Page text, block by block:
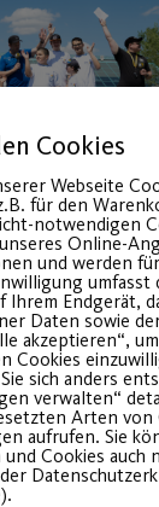
Cookies
Webseite
für den
notwendigen
Online-
und werden
umfasst
Endgerät,
Daten sowie
akzeptieren“,
Cookies
sich anders
verwalten“
Arten von
aufrufen. Sie
Cookies auch